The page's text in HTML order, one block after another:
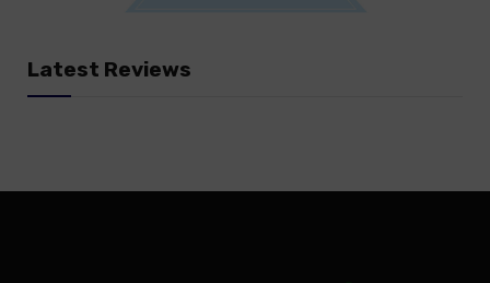
Latest Reviews